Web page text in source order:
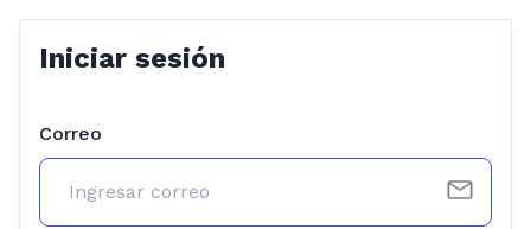
Iniciar sesión
Correo